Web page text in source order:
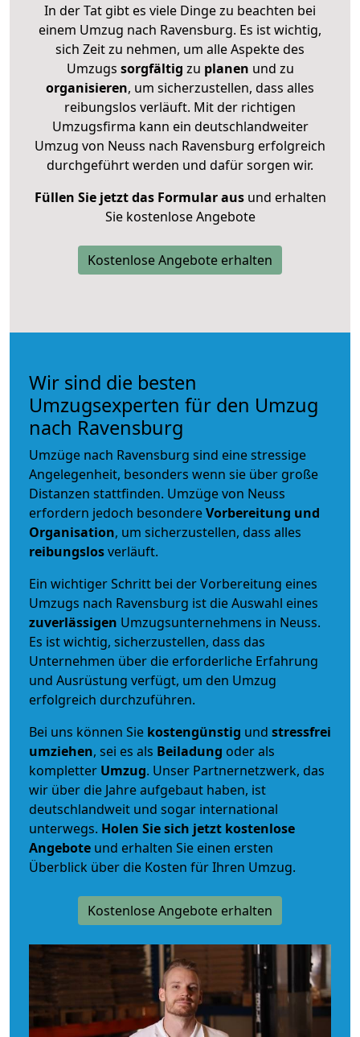
In der Tat gibt es viele Dinge zu beachten bei
einem Umzug nach Ravensburg. Es ist wichtig,
sich Zeit zu nehmen, um alle Aspekte des
Umzugs sorgfältig zu planen und zu
organisieren, um sicherzustellen, dass alles
reibungslos verläuft. Mit der richtigen
Umzugsfirma kann ein deutschlandweiter
Umzug von Neuss nach Ravensburg erfolgreich
durchgeführt werden und dafür sorgen wir.
Füllen Sie jetzt das Formular ausund erhalten
Sie kostenlose Angebote
Kostenlose Angebote erhalten
Wir sind die besten
Umzugsexperten für den Umzug
nach Ravensburg
Umzüge nach Ravensburg sind eine stressige
Angelegenheit, besonders wenn sie über große
Distanzen stattfinden. Umzüge von Neuss
erfordern jedoch besondereVorbereitung und
Organisation, um sicherzustellen, dass alles
reibungslosverläuft.
Ein wichtiger Schritt bei der Vorbereitung eines
Umzugs nach Ravensburg ist die Auswahl eines
zuverlässigen Umzugsunternehmens in Neuss.
Es ist wichtig, sicherzustellen, dass das
Unternehmen über die erforderliche Erfahrung
und Ausrüstung verfügt, um den Umzug
erfolgreich durchzuführen.
Bei uns können Sie kostengünstig und stressfrei
umziehen, sei es als Beiladung oder als
kompletter Umzug. Unser Partnernetzwerk, das
wir über die Jahre aufgebaut haben, ist
deutschlandweit und sogar international
unterwegs. Holen Sie sich jetzt kostenlose
Angebote und erhalten Sie einen ersten
Überblick über die Kosten für Ihren Umzug.
Kostenlose Angebote erhalten